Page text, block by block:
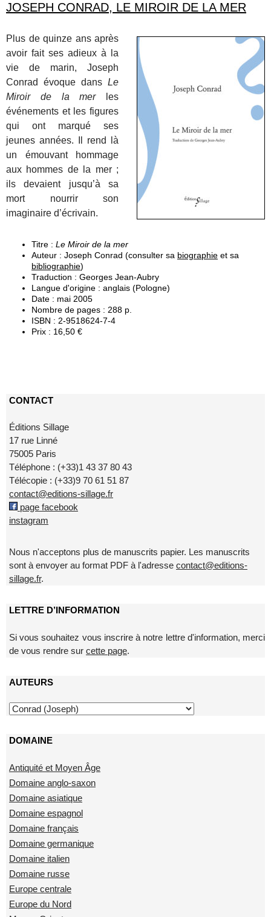
JOSEPH CONRAD, LE MIROIR DE LA MER
Plus de quinze ans après
avoir fait ses adieux à la
vie de marin, Joseph
Conrad évoque dans Le
Miroir de la merles
événements et les figures
qui ont marqué ses
jeunes années. Il rend là
un émouvant hommage
aux hommes de la mer ;
ils devaient jusqu’à sa
mort nourrir son
imaginaire d’écrivain.
Titre : Le Miroir de la mer
Auteur : Joseph Conrad (consulter sa biographie et sa
bibliographie)
Traduction : Georges Jean-Aubry
Langue d'origine : anglais (Pologne)
Date : mai 2005
Nombre de pages : 288 p.
ISBN : 2-9518624-7-4
Prix : 16,50 €
CONTACT
Éditions Sillage
17 rue Linné
75005 Paris
Téléphone : (+33)1 43 37 80 43
Télécopie : (+33)9 70 61 51 87
contact@editions-sillage.fr
page facebook
instagram
Nous n'acceptons plus de manuscrits papier. Les manuscrits
sont à envoyer au format PDF à l'adresse contact@editions-
sillage.fr.
LETTRE D’INFORMATION
Si vous souhaitez vous inscrire à notre lettre d'information, merci
de vous rendre sur cette page.
AUTEURS
DOMAINE
Antiquité et Moyen Âge
Domaine anglo-saxon
Domaine asiatique
Domaine espagnol
Domaine français
Domaine germanique
Domaine italien
Domaine russe
Europe centrale
Europe du Nord